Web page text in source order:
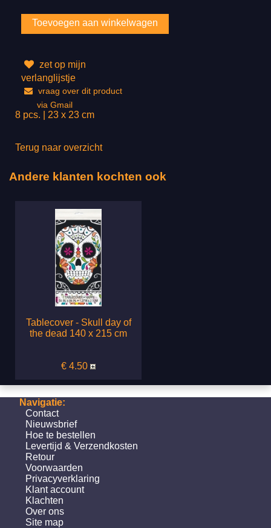
zet op mijn
verlanglijstje
vraag over dit product
via Gmail
8 pcs. | 23 x 23 cm
Terug naar overzicht
Andere klanten kochten ook
Tablecover - Skull day of
the dead 140 x 215 cm
€ 4.50
Navigatie:
Contact
Nieuwsbrief
Hoe te bestellen
Levertijd & Verzendkosten
Retour
Voorwaarden
Privacyverklaring
Klant account
Klachten
Over ons
Site map